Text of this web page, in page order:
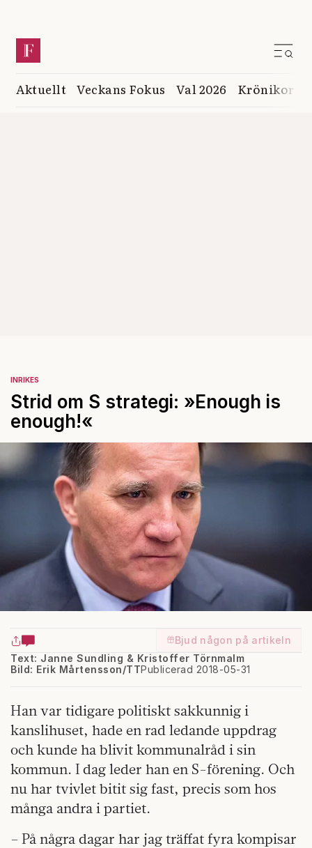
Aktuellt Veckans Fokus Val 2026 Krönikor
INRIKES
Strid om S strategi: »Enough is
enough!«
Bjud någon på artikeln
Text: Janne Sundling & Kristoffer Törnmalm
Publicerad 2018-05-31
Bild: Erik Mårtensson/TT
Han var tidigare politiskt sakkunnig i
kanslihuset, hade en rad ledande uppdrag
och kunde ha blivit kommunalråd i sin
kommun. I dag leder han en S-förening. Och
nu har tvivlet bitit sig fast, precis som hos
många andra i partiet.
– På några dagar har jag träffat fyra kompisar